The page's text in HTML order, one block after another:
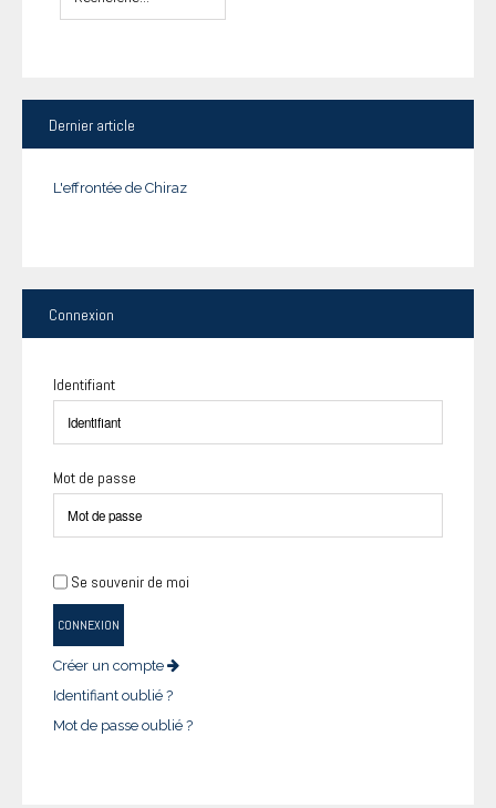
Dernier article
L'effrontée de Chiraz
Connexion
Identifiant
Mot de passe
Se souvenir de moi
CONNEXION
Créer un compte
Identifiant oublié ?
Mot de passe oublié ?